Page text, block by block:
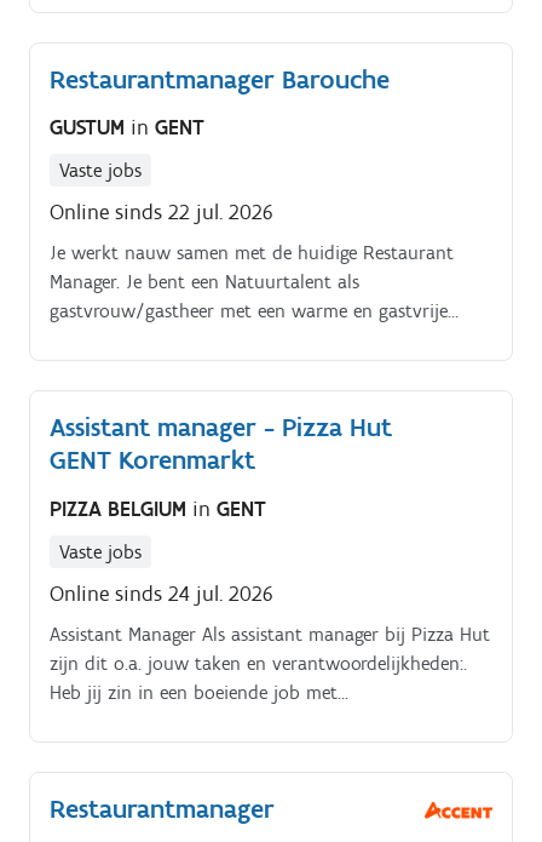
Restaurantmanager Barouche
GUSTUM in GENT
Vaste jobs
Online sinds 22 jul. 2026
Je werkt nauw samen met de huidige Restaurant
Manager. Je bent een Natuurtalent als
gastvrouw/gastheer met een warme en gastvrije
Assistant manager - Pizza Hut
GENT Korenmarkt
PIZZA BELGIUM in GENT
Vaste jobs
Online sinds 24 jul. 2026
Assistant Manager Als assistant manager bij Pizza Hut
zijn dit o.a. jouw taken en verantwoordelijkheden:.
Heb jij zin in een boeiende job met
Restaurantmanager